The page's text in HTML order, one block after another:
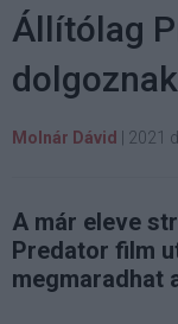
Állítólag
Molnár Dávid 2021
A már eleve
Predator film
megmaradhat